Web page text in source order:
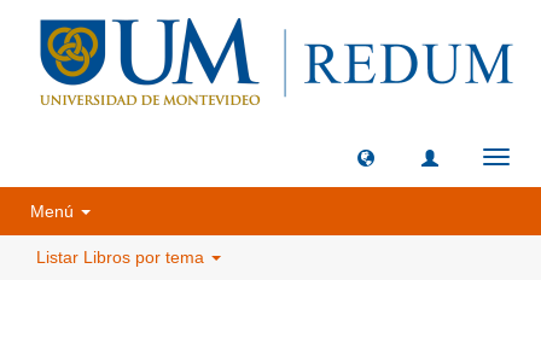
Menú
Listar Libros por tema